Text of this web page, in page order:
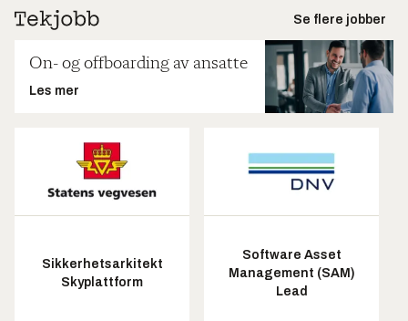
Se flere jobber
On- og offboarding av ansatte
Les mer
Sikkerhetsarkitekt
Skyplattform
Software Asset
Management (SAM)
Lead